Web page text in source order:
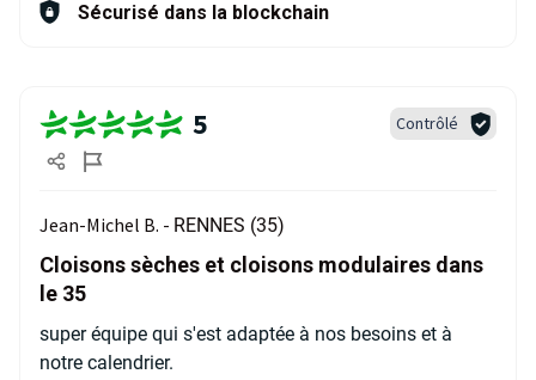
Sécurisé dans la blockchain
5 Contrôlé
Jean-Michel B. - RENNES (35)
Cloisons sèches et cloisons modulaires dans
le 35
super équipe qui s'est adaptée à nos besoins et à
notre calendrier.